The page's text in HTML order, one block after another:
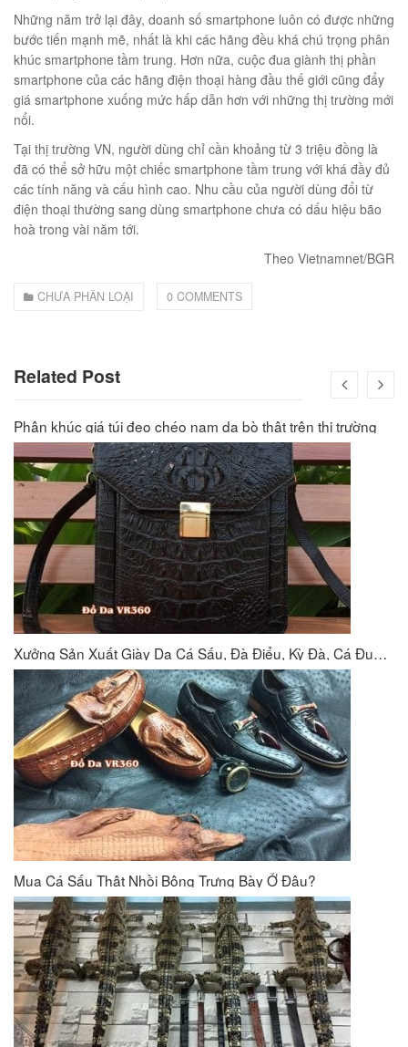
hàn quốc cao cấp
₫
GIỎ
Túi đeo chéo nam công sở da bò sáp đựng tài liệu A4 KT57
₫
Những năm trở lại đây, doanh số smartphone luôn có được những
bước tiến mạnh mẽ, nhất là khi các hãng đều khá chú trọng phân
khúc smartphone tầm trung. Hơn nữa, cuộc đua giành thị phần
smartphone của các hãng điện thoại hàng đầu thế giới cũng đẩy
giá smartphone xuống mức hấp dẫn hơn với những thị trường mới
nổi.
Tại thị trường VN, người dùng chỉ cần khoảng từ 3 triệu đồng là
đã có thể sở hữu một chiếc smartphone tầm trung với khá đầy đủ
các tính năng và cấu hình cao. Nhu cầu của người dùng đổi từ
điện thoại thường sang dùng smartphone chưa có dấu hiệu bão
hoà trong vài năm tới.
Theo Vietnamnet/BGR
CHƯA PHÂN LOẠI 0 COMMENTS
Related Post
Phân khúc giá túi đeo chéo nam da bò thật trên thị trường
Xưởng Sản Xuất Giày Da Cá Sấu, Đà Điểu, Kỳ Đà, Cá Đuối VR360
Mua Cá Sấu Thật Nhồi Bông Trưng Bày Ở Đâu?